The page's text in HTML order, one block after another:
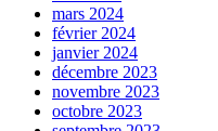
mars 2024
février 2024
janvier 2024
décembre 2023
novembre 2023
octobre 2023